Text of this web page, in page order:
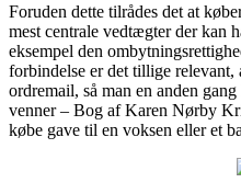
Foruden dette tilrådes det at
mest centrale vedtægter der kan
eksempel den
forbindelse er det tillige relevant,
ordremail, så man en anden
venner – Bog af Karen Nørby
købe gave til en voksen eller et